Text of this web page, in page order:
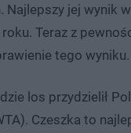
Najlepszy jej wynik
roku. Teraz z
tego wyniku.
los przydzielił
Czeszka to